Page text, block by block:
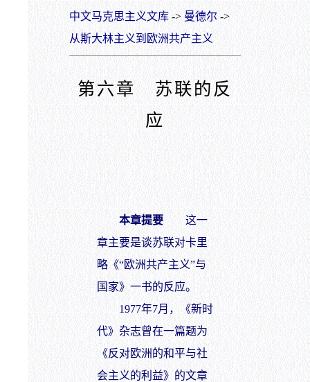
中文马克思主义文库 -> 曼德尔 ->
从斯大林主义到欧洲共产主义
第六章 苏联的反
应
本章提要 这一
章主要是谈苏联对卡里
略《“欧洲共产主义”与
国家》一书的反应。
1977年7月，《新时
代》杂志曾在一篇题为
《反对欧洲的和平与社
会主义的利益》的文章